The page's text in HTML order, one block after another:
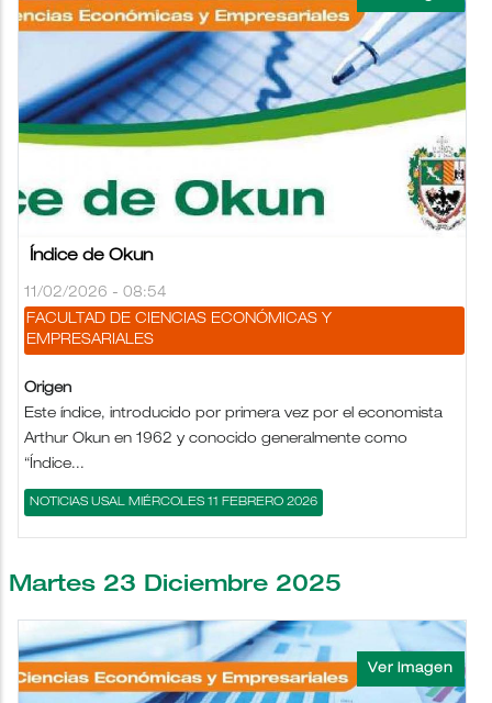
Índice de Okun
11/02/2026 - 08:54
FACULTAD DE CIENCIAS ECONÓMICAS Y
EMPRESARIALES
Origen
Este índice, introducido por primera vez por el economista
Arthur Okun en 1962 y conocido generalmente como
“Índice...
NOTICIAS USAL MIÉRCOLES 11 FEBRERO 2026
Martes 23 Diciembre 2025